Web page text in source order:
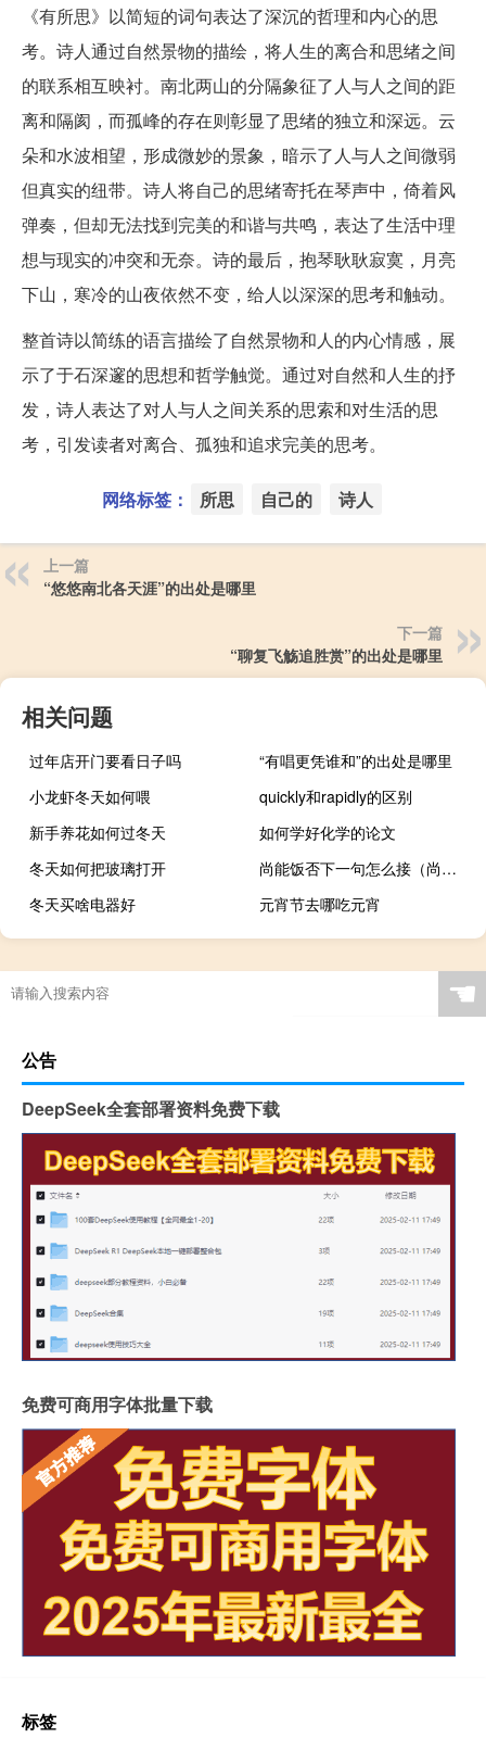
《有所思》以简短的词句表达了深沉的哲理和内心的思
考。诗人通过自然景物的描绘，将人生的离合和思绪之间
的联系相互映衬。南北两山的分隔象征了人与人之间的距
离和隔阂，而孤峰的存在则彰显了思绪的独立和深远。云
朵和水波相望，形成微妙的景象，暗示了人与人之间微弱
但真实的纽带。诗人将自己的思绪寄托在琴声中，倚着风
弹奏，但却无法找到完美的和谐与共鸣，表达了生活中理
想与现实的冲突和无奈。诗的最后，抱琴耿耿寂寞，月亮
下山，寒冷的山夜依然不变，给人以深深的思考和触动。
整首诗以简练的语言描绘了自然景物和人的内心情感，展
示了于石深邃的思想和哲学触觉。通过对自然和人生的抒
发，诗人表达了对人与人之间关系的思索和对生活的思
考，引发读者对离合、孤独和追求完美的思考。
网络标签： 所思 自己的 诗人
上一篇
“悠悠南北各天涯”的出处是哪里
下一篇
“聊复飞觞追胜赏”的出处是哪里
相关问题
过年店开门要看日子吗
“有唱更凭谁和”的出处是哪里
小龙虾冬天如何喂
quickly和rapidly的区别
新手养花如何过冬天
如何学好化学的论文
冬天如何把玻璃打开
尚能饭否下一句怎么接（尚能饭否）
冬天买啥电器好
元宵节去哪吃元宵
☚
公告
DeepSeek全套部署资料免费下载
免费可商用字体批量下载
标签